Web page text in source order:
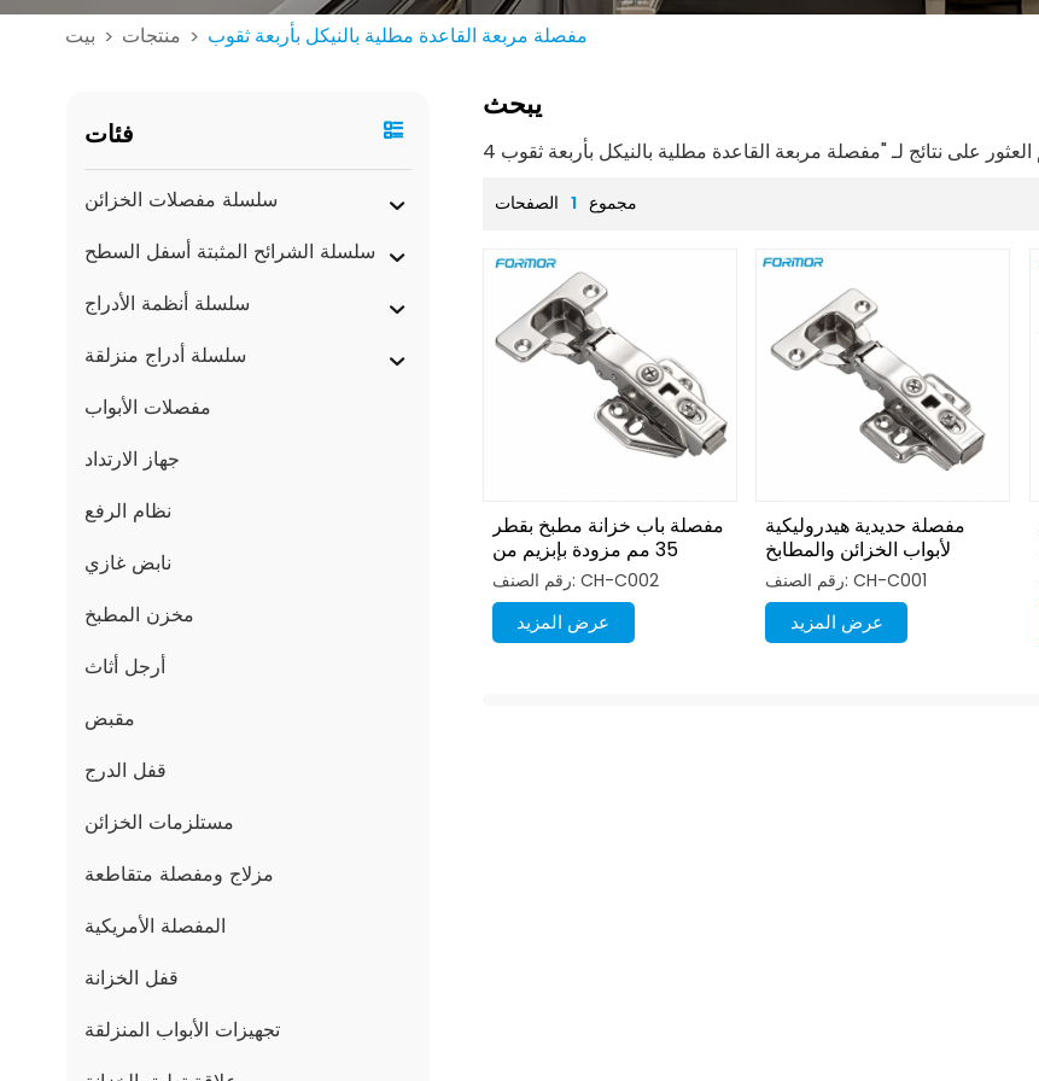
بيت > منتجات > مفصلة مربعة القاعدة مطلية بالنيكل بأربعة ثقوب
فئات
سلسلة مفصلات الخزائن
سلسلة الشرائح المثبتة أسفل السطح
سلسلة أنظمة الأدراج
سلسلة أدراج منزلقة
مفصلات الأبواب
جهاز الارتداد
نظام الرفع
نابض غازي
مخزن المطبخ
أرجل أثاث
مقبض
قفل الدرج
مستلزمات الخزائن
مزلاج ومفصلة متقاطعة
المفصلة الأمريكية
قفل الخزانة
تجهيزات الأبواب المنزلقة
يبحث
مجموع 1 الصفحات
مفصلة باب خزانة مطبخ بقطر
35 مم مزودة بإبزيم من
سبيكة معدنيةرقم الصنف: CH-C002
عرض المزيد
مفصلة حديدية هيدروليكية
لأبواب الخزائن والمطابخ
رقم الصنف: CH-C001
عرض المزيد